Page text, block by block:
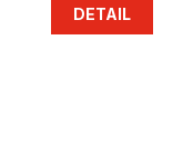
DETAIL